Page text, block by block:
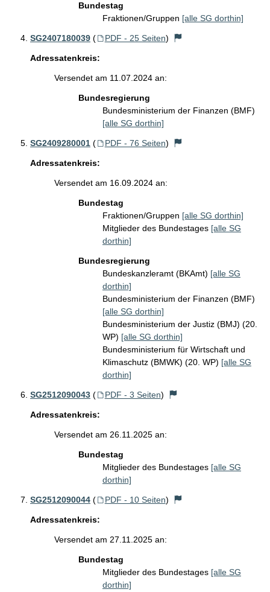
Bundestag
Fraktionen/Gruppen [alle SG dorthin]
SG2407180039 ( PDF - 25 Seiten)
Adressatenkreis:
Versendet am 11.07.2024 an:
Bundesregierung
Bundesministerium der Finanzen (BMF)
[alle SG dorthin]
SG2409280001 ( PDF - 76 Seiten)
Adressatenkreis:
Versendet am 16.09.2024 an:
Bundestag
Fraktionen/Gruppen [alle SG dorthin]
Mitglieder des Bundestages [alle SG
dorthin]
Bundesregierung
Bundeskanzleramt (BKAmt) [alle SG
dorthin]
Bundesministerium der Finanzen (BMF)
[alle SG dorthin]
Bundesministerium der Justiz (BMJ) (20.
WP) [alle SG dorthin]
Bundesministerium für Wirtschaft und
Klimaschutz (BMWK) (20. WP) [alle SG
dorthin]
SG2512090043 ( PDF - 3 Seiten)
Adressatenkreis:
Versendet am 26.11.2025 an:
Bundestag
Mitglieder des Bundestages [alle SG
dorthin]
SG2512090044 ( PDF - 10 Seiten)
Adressatenkreis:
Versendet am 27.11.2025 an:
Bundestag
Mitglieder des Bundestages [alle SG
dorthin]